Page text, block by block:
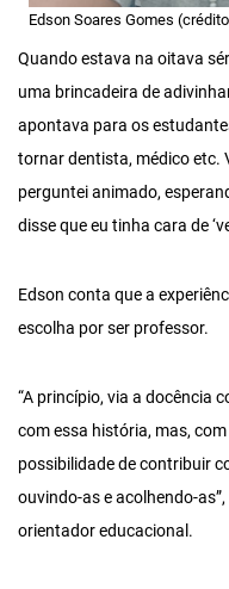
Edson Soares Gomes
Quando estava na oitava
uma brincadeira de
apontava para os
tornar dentista, médico etc.
perguntei animado,
disse que eu tinha cara de
Edson conta que a
escolha por ser professor.
“A princípio, via a docência
com essa história, mas,
possibilidade de contribuir
ouvindo-as e acolhendo-
orientador educacional.